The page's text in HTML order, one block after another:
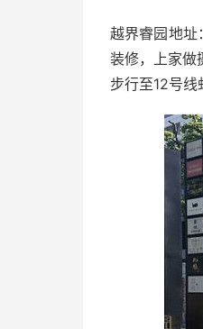
越界睿园地
装修，上家做
步行至12号线